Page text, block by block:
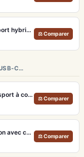
Shokz OpenRun Pro 2 – Casque de sport hybride à conduction osseuse et aérienne
⚖ Comparer
C…
Shokz OpenRun Pro 2 Mini – Casque sport à conduction osseuse pour courir en sécurité
⚖ Comparer
Sony LinkBuds Clip – Écouteurs clip-on avec capteur à conduction osseuse
⚖ Comparer